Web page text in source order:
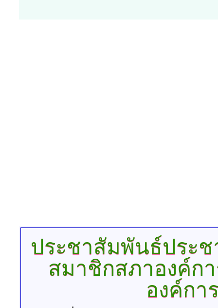
ประชาสัมพันธ์ประ
สมาชิกสภาองค์ก
องค์กา